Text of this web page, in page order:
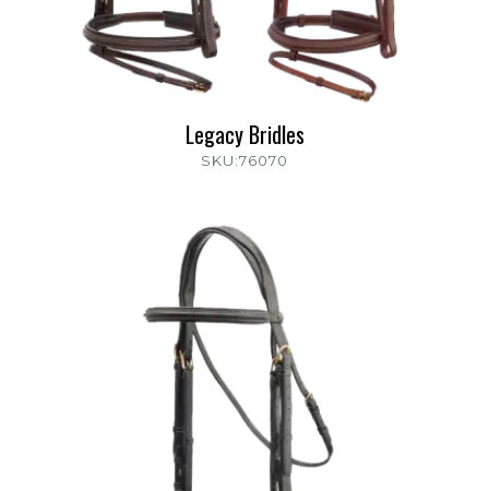
Legacy Bridles
SKU:76070